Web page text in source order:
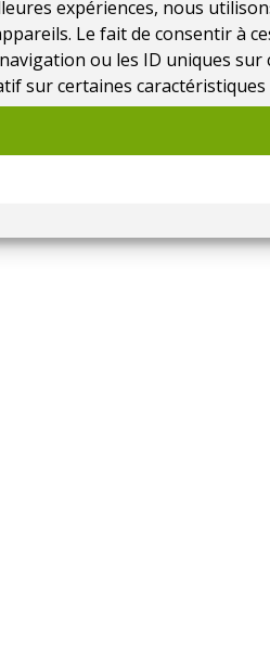
expériences, nous
Le fait de consentir à
ou les ID uniques
sur certaines